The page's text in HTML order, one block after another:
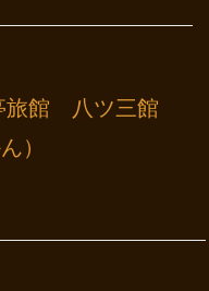
旅館 八ツ三館
）